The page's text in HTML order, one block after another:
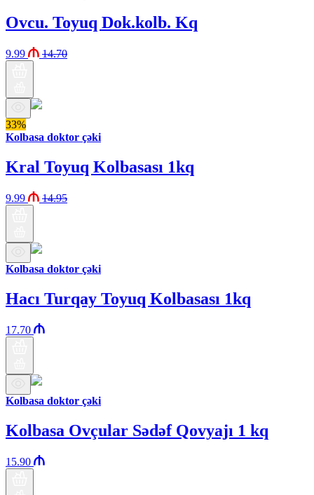
Ovcu. Toyuq Dok.kolb. Kq
9.99 14.70
33%
Kolbasa doktor çəki
Kral Toyuq Kolbasası 1kq
9.99 14.95
Kolbasa doktor çəki
Hacı Turqay Toyuq Kolbasası 1kq
17.70
Kolbasa doktor çəki
Kolbasa Ovçular Sədəf Qovyajı 1 kq
15.90